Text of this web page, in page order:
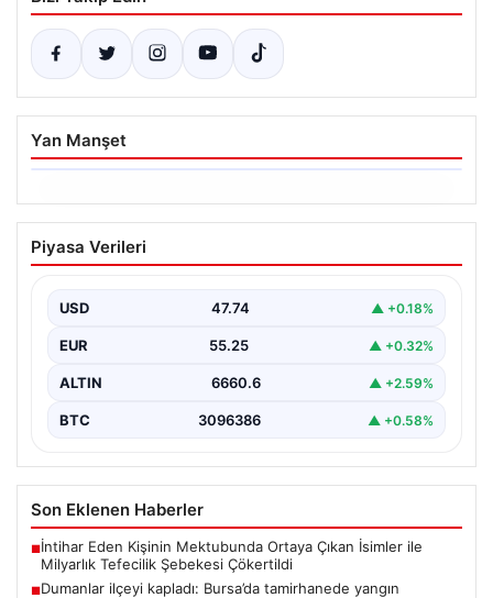
Yan Manşet
06.08.2026
Dumanlar ilçeyi kapladı: Bursa’da
tamirhanede yangın
Piyasa Verileri
USD 47.74 ▲ +0.18%
EUR 55.25 ▲ +0.32%
ALTIN 6660.6 ▲ +2.59%
BTC 3096386 ▲ +0.58%
Son Eklenen Haberler
■İntihar Eden Kişinin Mektubunda Ortaya Çıkan İsimler ile
Milyarlık Tefecilik Şebekesi Çökertildi
■Dumanlar ilçeyi kapladı: Bursa’da tamirhanede yangın